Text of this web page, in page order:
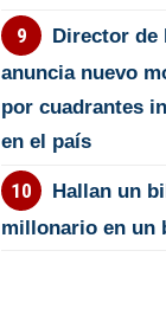
Director de
anuncia nuevo
por cuadrantes
en el país
Hallan un
millonario en un